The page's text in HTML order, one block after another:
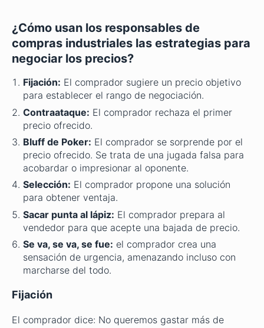
¿Cómo usan los responsables de
compras industriales las estrategias para
negociar los precios?
Fijación: El comprador sugiere un precio objetivo
para establecer el rango de negociación.
Contraataque: El comprador rechaza el primer
precio ofrecido.
Bluff de Poker: El comprador se sorprende por el
precio ofrecido. Se trata de una jugada falsa para
acobardar o impresionar al oponente.
Selección: El comprador propone una solución
para obtener ventaja.
Sacar punta al lápiz: El comprador prepara al
vendedor para que acepte una bajada de precio.
Se va, se va, se fue: el comprador crea una
sensación de urgencia, amenazando incluso con
marcharse del todo.
Fijación
El comprador dice: No queremos gastar más de